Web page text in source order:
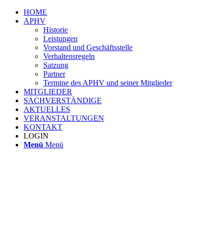
HOME
APHV
Historie
Leistungen
Vorstand und Geschäftsstelle
Verhaltensregeln
Satzung
Partner
Termine des APHV und seiner Mitglieder
MITGLIEDER
SACHVERSTÄNDIGE
AKTUELLES
VERANSTALTUNGEN
KONTAKT
LOGIN
Menü Menü